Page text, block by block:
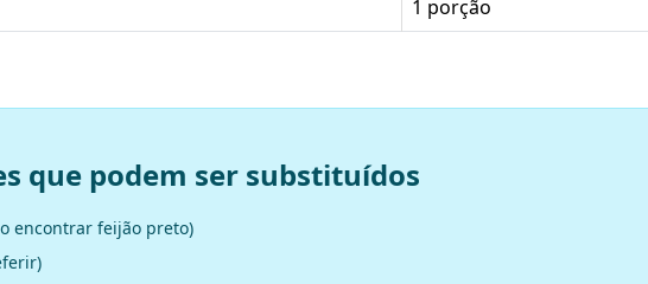
1 porção
que podem ser substituídos
encontrar feijão preto)